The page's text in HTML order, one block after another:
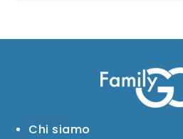
Chi siamo